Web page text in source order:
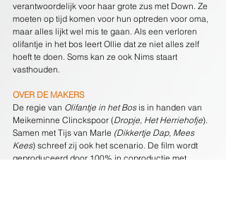
verantwoordelijk voor haar grote zus met Down. Ze
moeten op tijd komen voor hun optreden voor oma,
maar alles lijkt wel mis te gaan. Als een verloren
olifantje in het bos leert Ollie dat ze niet alles zelf
hoeft te doen. Soms kan ze ook Nims staart
vasthouden.
OVER DE MAKERS
De regie van Olifantje in het Bos is in handen van
Meikeminne Clinckspoor (Dropje, Het Herriehofje).
Samen met Tijs van Marle (Dikkertje Dap, Mees
Kees) schreef zij ook het scenario. De film wordt
geproduceerd door 100% in coproductie met